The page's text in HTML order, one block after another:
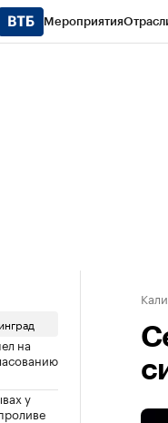
Мероприятия
на
у